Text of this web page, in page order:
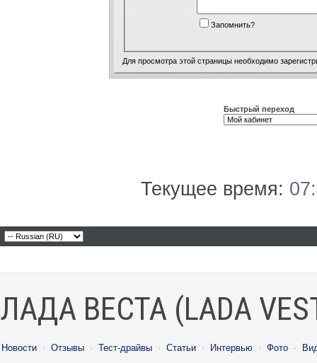
Запомнить?
Для просмотра этой страницы необходимо
Быстрый переход
Текущее время:
ЛАДА ВЕСТА (LADA
Новости · Отзывы · Тест-драйвы · Статьи · Интервью · Фото ·